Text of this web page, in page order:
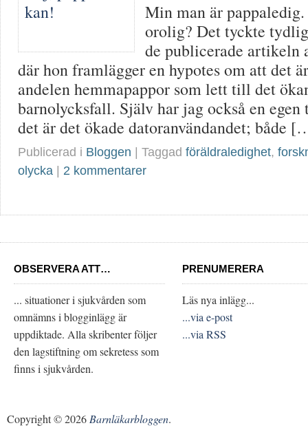
Min man är
orolig? Det tyckte
de publicerade artikeln
där hon framlägger en hypotes om att det
andelen hemmapappor som lett till det
barnolycksfall. Själv har jag också en
det är det ökade datoranvändandet; både
Publicerad i Bloggen | Taggad föräldraledighet,
olycka
2 kommentarer
OBSERVERA ATT…
... situationer i sjukvården som
omnämns i blogginlägg är
uppdiktade. Alla skribenter följer
den lagstiftning om sekretess som
finns i sjukvården.
PRENUMERERA
Läs nya inlägg...
...via e-post
...via RSS
Copyright © 2026 Barnläkarbloggen.